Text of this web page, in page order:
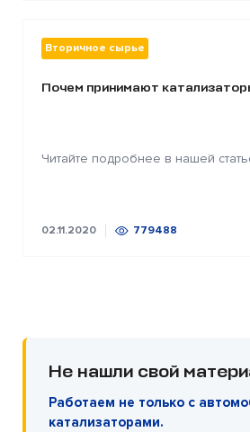
Вторичное сырье
Почем принимают
Читайте подробнее в нашей
02.11.2020 779488
Не нашли свой
Работаем не только с
катализаторами.